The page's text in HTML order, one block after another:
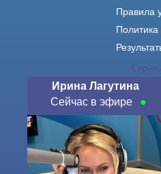
Скрыть
Ирина Лагутина
Сейчас в эфире
Правила
О нас
О
Команда
Контакты
Реклама
Города